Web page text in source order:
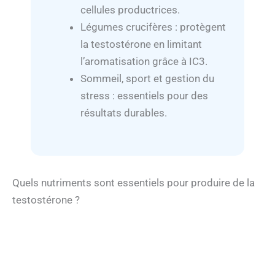
cellules productrices.
Légumes crucifères : protègent
la testostérone en limitant
l’aromatisation grâce à IC3.
Sommeil, sport et gestion du
stress : essentiels pour des
résultats durables.
Quels nutriments sont essentiels pour produire de la
testostérone ?